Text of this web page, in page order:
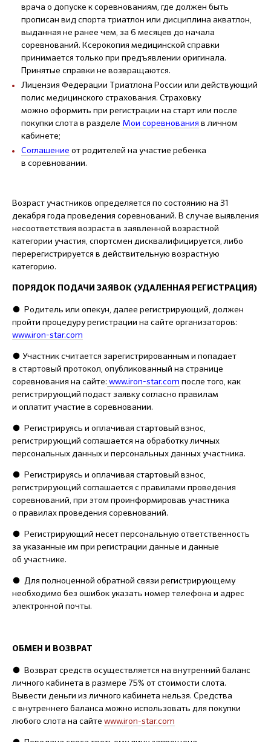
врача о допуске к соревнованиям, где должен быть
прописан вид спорта триатлон или дисциплина акватлон,
выданная не ранее чем, за 6 месяцев до начала
соревнований. Ксерокопия медицинской справки
принимается только при предъявлении оригинала.
Принятые справки не возвращаются.
Лицензия Федерации Триатлона России или действующий
полис медицинского страхования. Страховку
можно оформить при регистрации на старт или после
покупки слота в разделе Мои соревнования в личном
кабинете;
Соглашение от родителей на участие ребенка
в соревновании.
Возраст участников определяется по состоянию на 31
декабря года проведения соревнований. В случае выявления
несоответствия возраста в заявленной возрастной
категории участия, спортсмен дисквалифицируется, либо
перерегистрируется в действительную возрастную
категорию.
ПОРЯДОК ПОДАЧИ ЗАЯВОК (УДАЛЕННАЯ РЕГИСТРАЦИЯ)
● Родитель или опекун, далее регистрирующий, должен
пройти процедуру регистрации на сайте организаторов:
www.iron-star.com
● Участник считается зарегистрированным и попадает
в стартовый протокол, опубликованный на странице
соревнования на сайте: www.iron-star.com после того, как
регистрирующий подаст заявку согласно правилам
и оплатит участие в соревновании.
● Регистрируясь и оплачивая стартовый взнос,
регистрирующий соглашается на обработку личных
персональных данных и персональных данных участника.
● Регистрируясь и оплачивая стартовый взнос,
регистрирующий соглашается с правилами проведения
соревнований, при этом проинформировав участника
о правилах проведения соревнований.
● Регистрирующий несет персональную ответственность
за указанные им при регистрации данные и данные
об участнике.
● Для полноценной обратной связи регистрирующему
необходимо без ошибок указать номер телефона и адрес
электронной почты.
ОБМЕН И ВОЗВРАТ
● Возврат средств осуществляется на внутренний баланс
личного кабинета в размере 75% от стоимости слота.
Вывести деньги из личного кабинета нельзя. Средства
с внутреннего баланса можно использовать для покупки
любого слота на сайте www.iron-star.com